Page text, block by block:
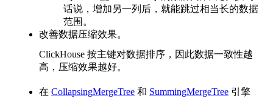
话说，增加另一列后，就能跳过相当长的数据
范围。
改善数据压缩效果。
ClickHouse 按主键对数据排序，因此数据一致性越
高，压缩效果越好。
在 CollapsingMergeTree 和 SummingMergeTree 引擎